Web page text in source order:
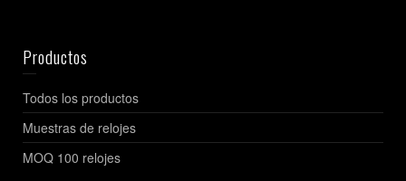
Productos
Todos los productos
Muestras de relojes
MOQ 100 relojes